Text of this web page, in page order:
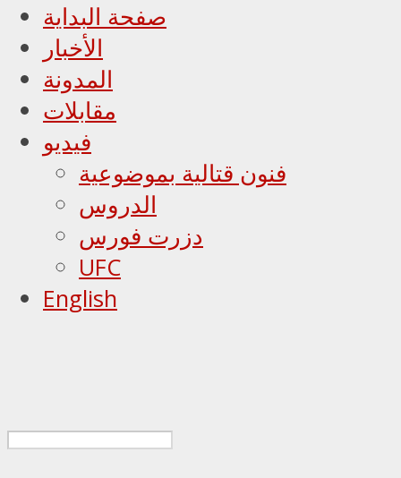
صفحة البداية
الأخبار
المدونة
مقابلات
فيديو
فنون قتالية بموضوعية
الدروس
دزرت فورس
UFC
English